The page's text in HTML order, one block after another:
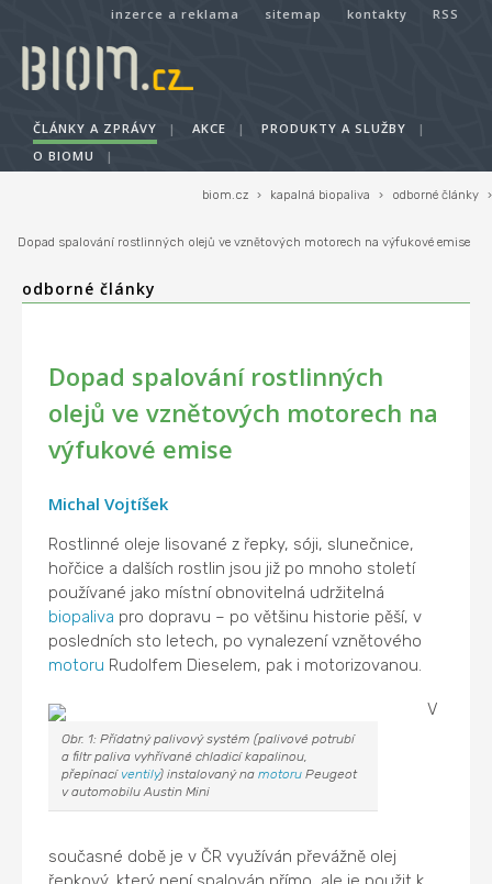
inzerce a reklama sitemap kontakty RSS
ČLÁNKY A ZPRÁVY | AKCE | PRODUKTY A SLUŽBY
|
O BIOMU
|
biom.cz › kapalná biopaliva › odborné články ›
Dopad spalování rostlinných olejů ve vznětových motorech na výfukové emise
odborné články
Dopad spalování rostlinných
olejů ve vznětových motorech na
výfukové emise
Michal Vojtíšek
Rostlinné oleje lisované z řepky, sóji, slunečnice,
hořčice a dalších rostlin jsou již po mnoho století
používané jako místní obnovitelná udržitelná
biopaliva pro dopravu – po většinu historie pěší, v
posledních sto letech, po vynalezení vznětového
motoru Rudolfem Dieselem, pak i motorizovanou.
Obr. 1: Přídatný palivový systém (palivové potrubí
a filtr paliva vyhřívané chladicí kapalinou,
přepínací ventily) instalovaný namotoru Peugeot
v automobilu Austin Mini
V
současné době je v ČR využíván převážně olej